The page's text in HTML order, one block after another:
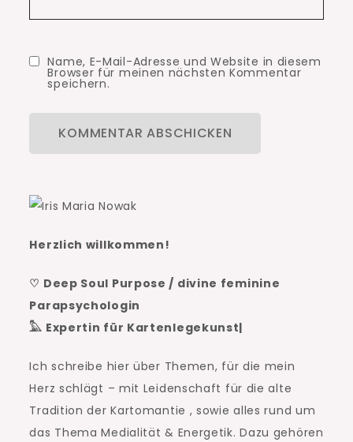
Name, E-Mail-Adresse und Website in diesem
Browser für meinen nächsten Kommentar
speichern.
Herzlich willkommen!
♡ Deep Soul Purpose / divine feminine
Parapsychologin
𓅓 Expertin für Kartenlegekunst|
Ich schreibe hier über Themen, für die mein
Herz schlägt – mit Leidenschaft für die alte
Tradition der Kartomantie , sowie alles rund um
das Thema Medialität & Energetik. Dazu gehören